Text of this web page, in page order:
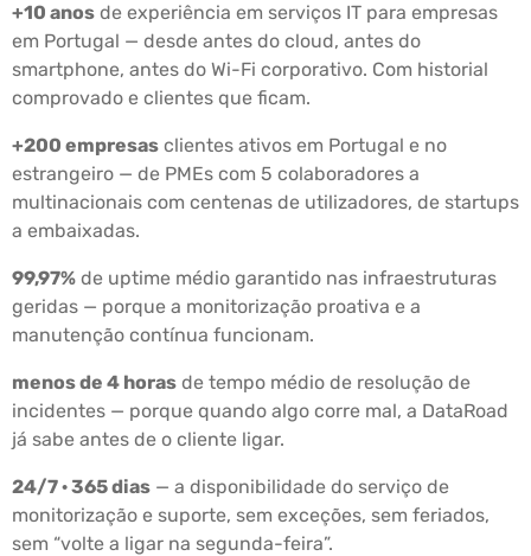
+10 anos de experiência em serviços IT para empresas
em Portugal — desde antes do cloud, antes do
smartphone, antes do Wi-Fi corporativo. Com historial
comprovado e clientes que ficam.
+200 empresas clientes ativos em Portugal e no
estrangeiro — de PMEs com 5 colaboradores a
multinacionais com centenas de utilizadores, de startups
a embaixadas.
99,97% de uptime médio garantido nas infraestruturas
geridas — porque a monitorização proativa e a
manutenção contínua funcionam.
menos de 4 horas de tempo médio de resolução de
incidentes — porque quando algo corre mal, a DataRoad
já sabe antes de o cliente ligar.
24/7 · 365 dias — a disponibilidade do serviço de
monitorização e suporte, sem exceções, sem feriados,
sem “volte a ligar na segunda-feira”.